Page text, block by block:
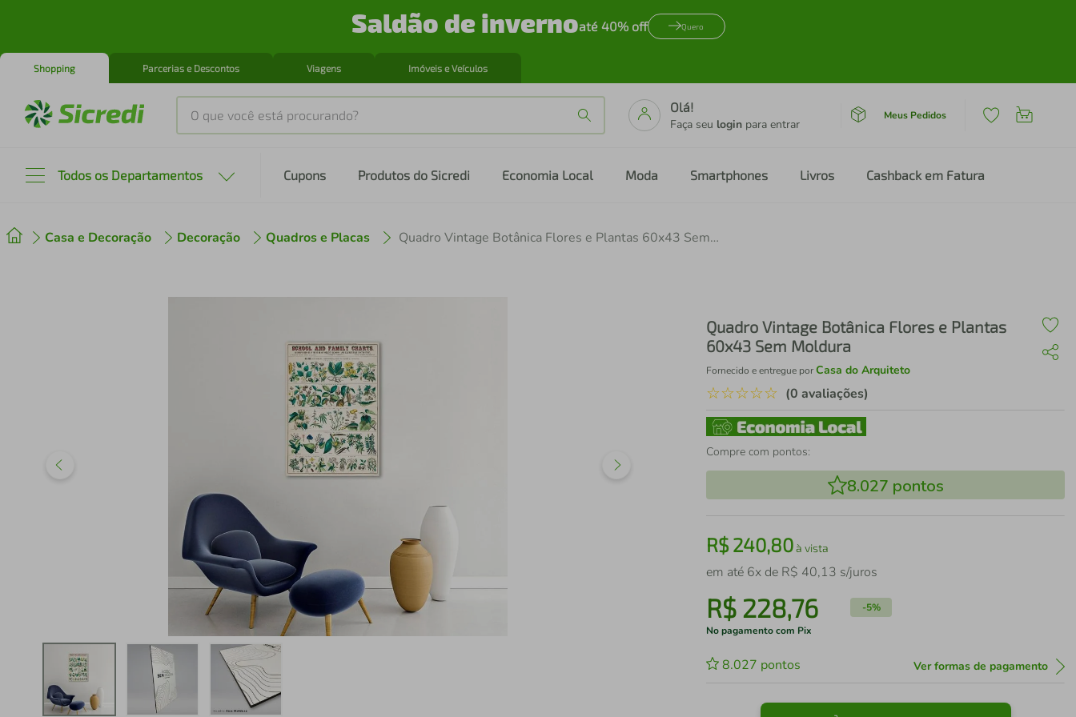
Saldão de invernoaté 40% off Quero
Shopping Parcerias e Descontos Viagens Imóveis e Veículos
O que você está procurando?
Olá!
Faça seu login para entrar
Meus Pedidos
Todos os Departamentos Cupons Produtos do Sicredi Economia Local Moda Smartphones Livros Cashback em Fatura
Casa e Decoração Decoração Quadros e Placas Quadro Vintage Botânica Flores e Plantas 60x43 Sem Moldura
Quadro Vintage Botânica Flores e Plantas
60x43 Sem Moldura
Fornecido e entregue porCasa do Arquiteto
☆☆☆☆☆ (0 avaliações)
Compre com pontos:
8.027 pontos
R$240,80à vista
em até 6x de R$ 40,13 s/juros
R$ 228,76 -5%
No pagamento com Pix
8.027 pontos Ver formas de pagamento
º cafeteira